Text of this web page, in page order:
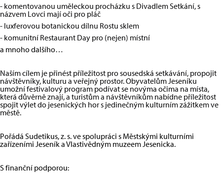
- komentovanou uměleckou procházku s Divadlem Setkání, s
názvem Lovci mají oči pro pláč
- luxferovou botanickou dílnu Rostu sklem
- komunitní Restaurant Day pro (nejen) místní
a mnoho dalšího…
Naším cílem je přinést příležitost pro sousedská setkávání, propojit
návštěvníky, kulturu a veřejný prostor. Obyvatelům Jeseníku
umožní festivalový program podívat se novýma očima na místa,
která důvěrně znají, a turistům a návštěvníkům nabídne příležitost
spojit výlet do jesenických hor s jedinečným kulturním zážitkem ve
městě.
Pořádá Sudetikus, z. s. ve spolupráci s Městskými kulturními
zařízeními Jeseník a Vlastivědným muzeem Jesenicka.
S finanční podporou: